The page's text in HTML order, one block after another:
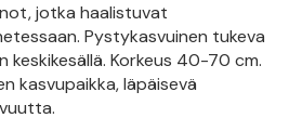
jotka haalistuvat
Pystykasvuinen tukeva
keskikesällä. Korkeus 40-70 cm.
kasvupaikka, läpäisevä